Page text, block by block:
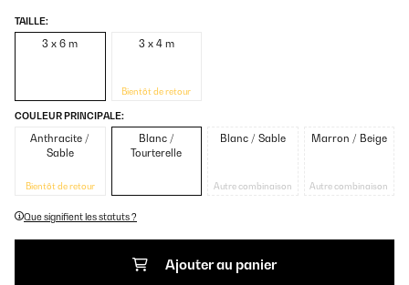
TAILLE:
3 x 6 m 3 x 4 m
Bientôt de retour
COULEUR PRINCIPALE:
Anthracite /
Sable
Bientôt de retour
Blanc /
Tourterelle
Blanc / Sable
Autre combinaison
Marron / Beige
Autre combinaison
Que signifient les statuts ?
Ajouter au panier